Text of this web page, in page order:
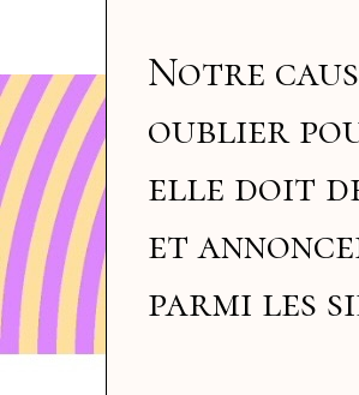
Notre
oublier
elle doit
et
parmi les